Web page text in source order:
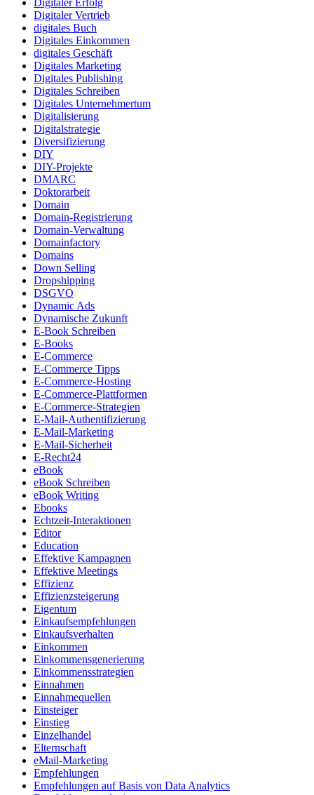
Digitaler Erfolg
Digitaler Vertrieb
digitales Buch
Digitales Einkommen
digitales Geschäft
Digitales Marketing
Digitales Publishing
Digitales Schreiben
Digitales Unternehmertum
Digitalisierung
Digitalstrategie
Diversifizierung
DIY
DIY-Projekte
DMARC
Doktorarbeit
Domain
Domain-Registrierung
Domain-Verwaltung
Domainfactory
Domains
Down Selling
Dropshipping
DSGVO
Dynamic Ads
Dynamische Zukunft
E-Book Schreiben
E-Books
E-Commerce
E-Commerce Tipps
E-Commerce-Hosting
E-Commerce-Plattformen
E-Commerce-Strategien
E-Mail-Authentifizierung
E-Mail-Marketing
E-Mail-Sicherheit
E-Recht24
eBook
eBook Schreiben
eBook Writing
Ebooks
Echtzeit-Interaktionen
Editor
Education
Effektive Kampagnen
Effektive Meetings
Effizienz
Effizienzsteigerung
Eigentum
Einkaufsempfehlungen
Einkaufsverhalten
Einkommen
Einkommensgenerierung
Einkommensstrategien
Einnahmen
Einnahmequellen
Einsteiger
Einstieg
Einzelhandel
Elternschaft
eMail-Marketing
Empfehlungen
Empfehlungen auf Basis von Data Analytics